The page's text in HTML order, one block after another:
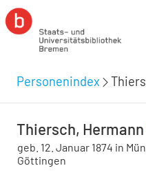
Personenindex
Thiersch, Hermann
geb. 12. Januar 1874 in
Göttingen